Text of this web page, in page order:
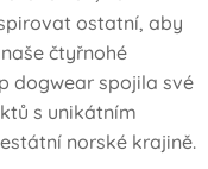
ostatní, aby
čtyřnohé
dogwear spojila své
s unikátním
norské krajině.